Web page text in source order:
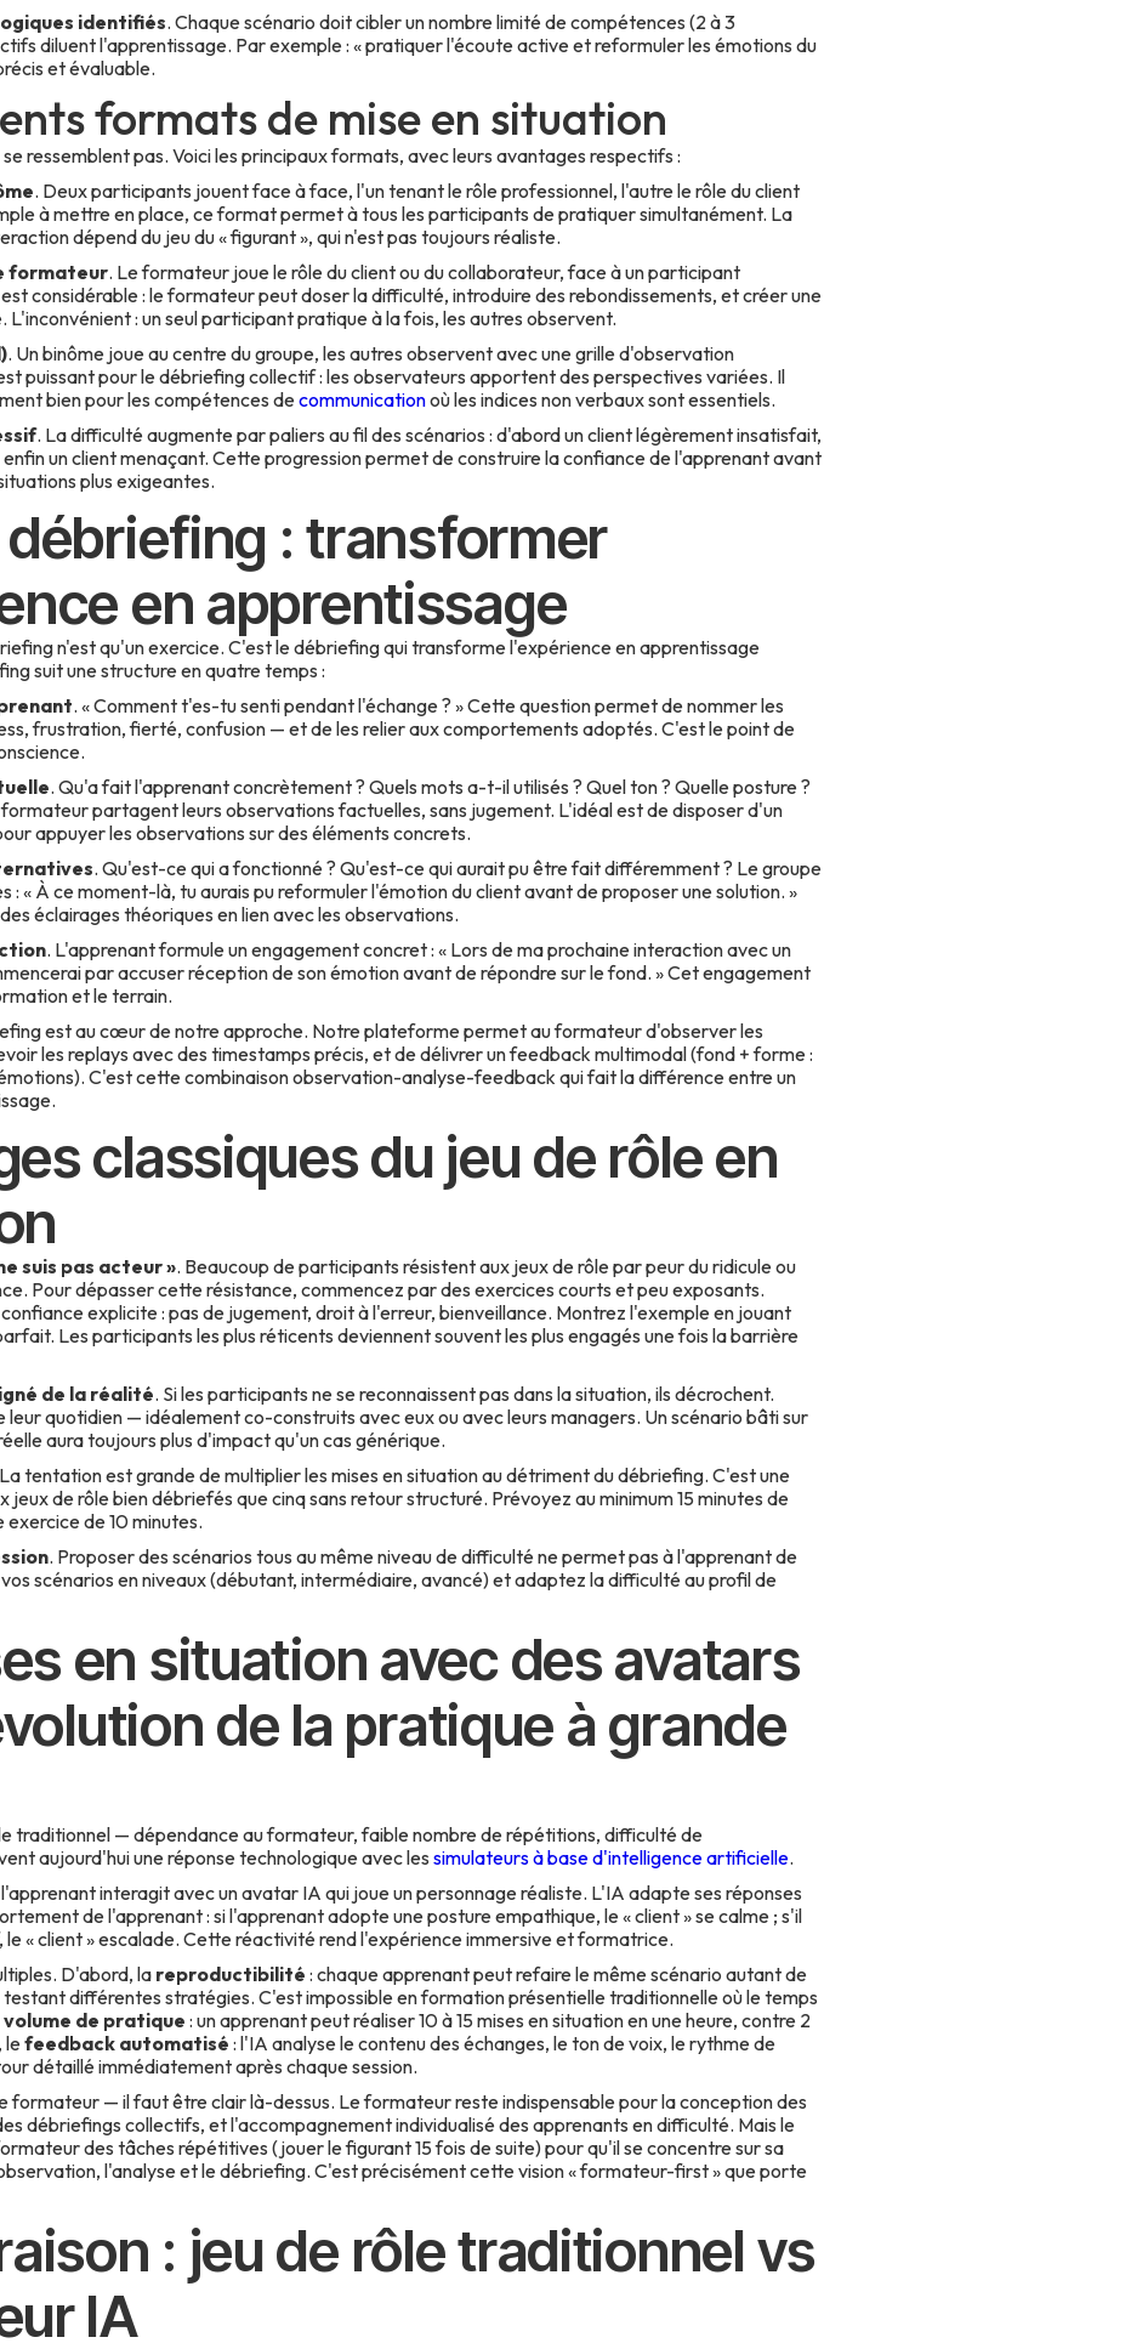
identifiés. Chaque scénario doit cibler un nombre limité de compétences (2 à 3
diluent l'apprentissage. Par exemple : « pratiquer l'écoute active et reformuler les émotions du
et évaluable.
formats de mise en situation
se ressemblent pas. Voici les principaux formats, avec leurs avantages respectifs :
. Deux participants jouent face à face, l'un tenant le rôle professionnel, l'autre le rôle du client
à mettre en place, ce format permet à tous les participants de pratiquer simultanément. La
dépend du jeu du « figurant », qui n'est pas toujours réaliste.
formateur. Le formateur joue le rôle du client ou du collaborateur, face à un participant
considérable : le formateur peut doser la difficulté, introduire des rebondissements, et créer une
: un seul participant pratique à la fois, les autres observent.
. Un binôme joue au centre du groupe, les autres observent avec une grille d'observation
puissant pour le débriefing collectif : les observateurs apportent des perspectives variées. Il
bien pour les compétences decommunicationoù les indices non verbaux sont essentiels.
. La difficulté augmente par paliers au fil des scénarios : d'abord un client légèrement insatisfait,
enfin un client menaçant. Cette progression permet de construire la confiance de l'apprenant avant
plus exigeantes.
: transformer
en apprentissage
n'est qu'un exercice. C'est le débriefing qui transforme l'expérience en apprentissage
suit une structure en quatre temps :
. « Comment t'es-tu senti pendant l'échange ? » Cette question permet de nommer les
frustration, fierté, confusion — et de les relier aux comportements adoptés. C'est le point de
. Qu'a fait l'apprenant concrètement ? Quels mots a-t-il utilisés ? Quel ton ? Quelle posture ?
partagent leurs observations factuelles, sans jugement. L'idéal est de disposer d'un
appuyer les observations sur des éléments concrets.
. Qu'est-ce qui a fonctionné ? Qu'est-ce qui aurait pu être fait différemment ? Le groupe
: « À ce moment-là, tu aurais pu reformuler l'émotion du client avant de proposer une solution. »
éclairages théoriques en lien avec les observations.
. L'apprenant formule un engagement concret : « Lors de ma prochaine interaction avec un
par accuser réception de son émotion avant de répondre sur le fond. » Cet engagement
et le terrain.
est au cœur de notre approche. Notre plateforme permet au formateur d'observer les
les replays avec des timestamps précis, et de délivrer un feedback multimodal (fond + forme :
C'est cette combinaison observation-analyse-feedback qui fait la différence entre un
classiques du jeu de rôle en
suis pas acteur ». Beaucoup de participants résistent aux jeux de rôle par peur du ridicule ou
Pour dépasser cette résistance, commencez par des exercices courts et peu exposants.
explicite : pas de jugement, droit à l'erreur, bienveillance. Montrez l'exemple en jouant
Les participants les plus réticents deviennent souvent les plus engagés une fois la barrière
de la réalité. Si les participants ne se reconnaissent pas dans la situation, ils décrochent.
leur quotidien — idéalement co-construits avec eux ou avec leurs managers. Un scénario bâti sur
aura toujours plus d'impact qu'un cas générique.
tentation est grande de multiplier les mises en situation au détriment du débriefing. C'est une
jeux de rôle bien débriefés que cinq sans retour structuré. Prévoyez au minimum 15 minutes de
de 10 minutes.
. Proposer des scénarios tous au même niveau de difficulté ne permet pas à l'apprenant de
scénarios en niveaux (débutant, intermédiaire, avancé) et adaptez la difficulté au profil de
en situation avec des avatars
de la pratique à grande
traditionnel — dépendance au formateur, faible nombre de répétitions, difficulté de
aujourd'hui une réponse technologique avec les simulateurs à base d'intelligence artificielle.
interagit avec un avatar IA qui joue un personnage réaliste. L'IA adapte ses réponses
de l'apprenant : si l'apprenant adopte une posture empathique, le « client » se calme ; s'il
« client » escalade. Cette réactivité rend l'expérience immersive et formatrice.
D'abord, la reproductibilité : chaque apprenant peut refaire le même scénario autant de
testant différentes stratégies. C'est impossible en formation présentielle traditionnelle où le temps
volume de pratique : un apprenant peut réaliser 10 à 15 mises en situation en une heure, contre 2
lefeedback automatisé : l'IA analyse le contenu des échanges, le ton de voix, le rythme de
détaillé immédiatement après chaque session.
formateur — il faut être clair là-dessus. Le formateur reste indispensable pour la conception des
débriefings collectifs, et l'accompagnement individualisé des apprenants en difficulté. Mais le
des tâches répétitives (jouer le figurant 15 fois de suite) pour qu'il se concentre sur sa
l'analyse et le débriefing. C'est précisément cette vision « formateur-first » que porte
: jeu de rôle traditionnel vs
IA